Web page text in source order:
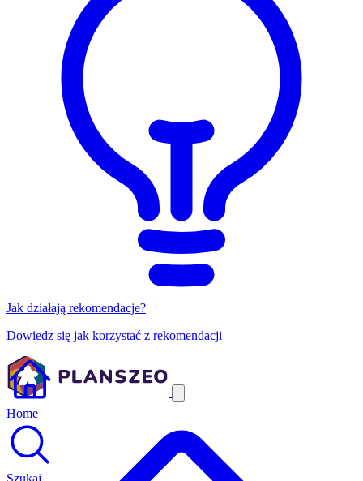
Jak działają rekomendacje?
Dowiedz się jak korzystać z rekomendacji
Home
Szukaj